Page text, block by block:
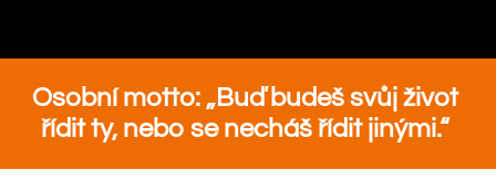
Osobní motto: „Buď budeš svůj život
řídit ty, nebo se necháš řídit jinými.“